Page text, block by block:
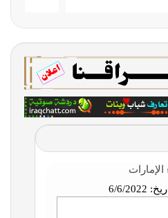
الإمارات